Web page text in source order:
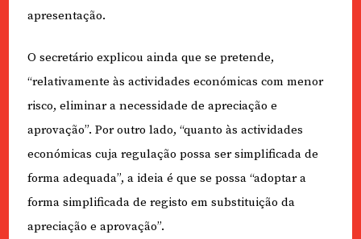
apresentação.
O secretário explicou ainda que se pretende,
“relativamente às actividades económicas com menor
risco, eliminar a necessidade de apreciação e
aprovação”. Por outro lado, “quanto às actividades
económicas cuja regulação possa ser simplificada de
forma adequada”, a ideia é que se possa “adoptar a
forma simplificada de registo em substituição da
apreciação e aprovação”.